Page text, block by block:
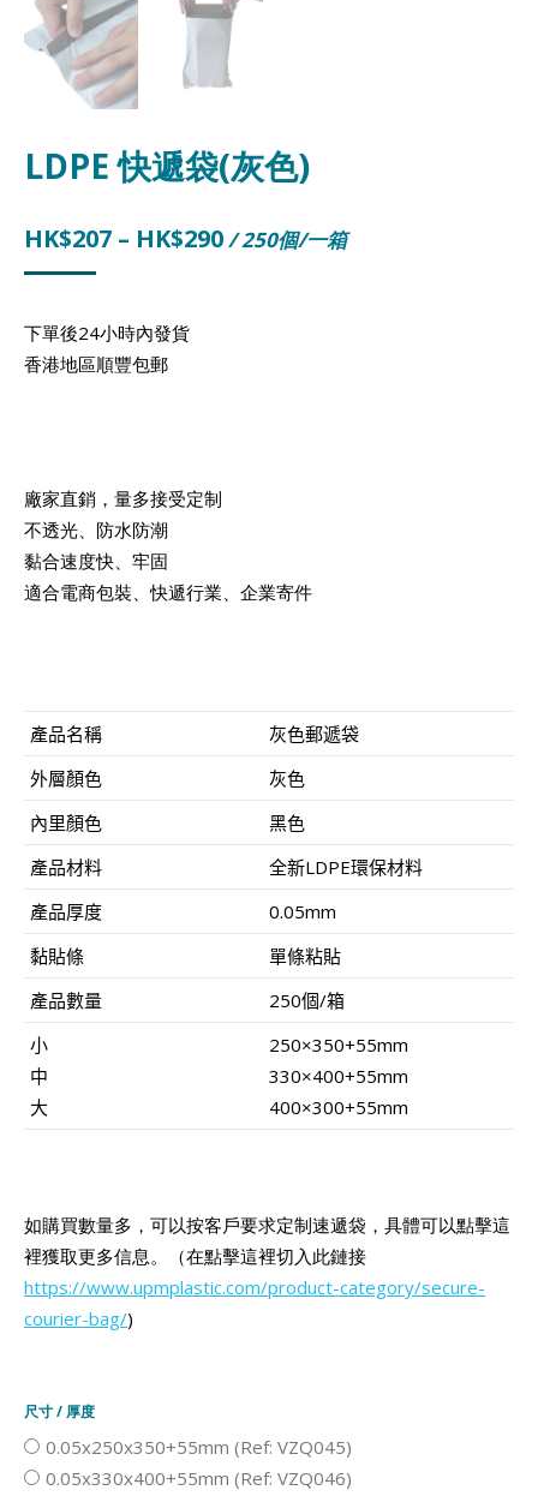
LDPE 快遞袋(灰色)
HK$207 – HK$290/ 250個/一箱
下單後24小時內發貨
香港地區順豐包郵
廠家直銷，量多接受定制
不透光、防水防潮
黏合速度快、牢固
適合電商包裝、快遞行業、企業寄件
產品名稱
灰色郵遞袋
外層顏色
灰色
內里顏色
黑色
產品材料
全新LDPE環保材料
產品厚度
0.05mm
黏貼條
單條粘貼
產品數量
250個/箱
小
中
大
250×350+55mm
330×400+55mm
400×300+55mm
如購買數量多，可以按客戶要求定制速遞袋，具體可以點擊這
裡獲取更多信息。（在點擊這裡切入此鏈接
https://www.upmplastic.com/product-category/secure-
courier-bag/)
尺寸 / 厚度
0.05x250x350+55mm (Ref: VZQ045)
0.05x330x400+55mm (Ref: VZQ046)